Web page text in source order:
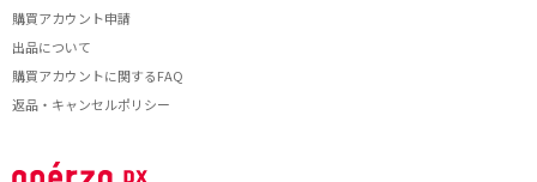
購買アカウント申請
出品について
購買アカウントに関するFAQ
返品・キャンセルポリシー